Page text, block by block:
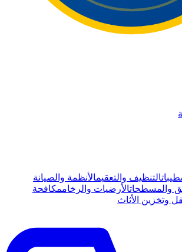
التنظيف والتعقيمالأنظمة والصيانة
والمسطحاتالأرضيات والرخاممكافحة
وتخزين الأثاث